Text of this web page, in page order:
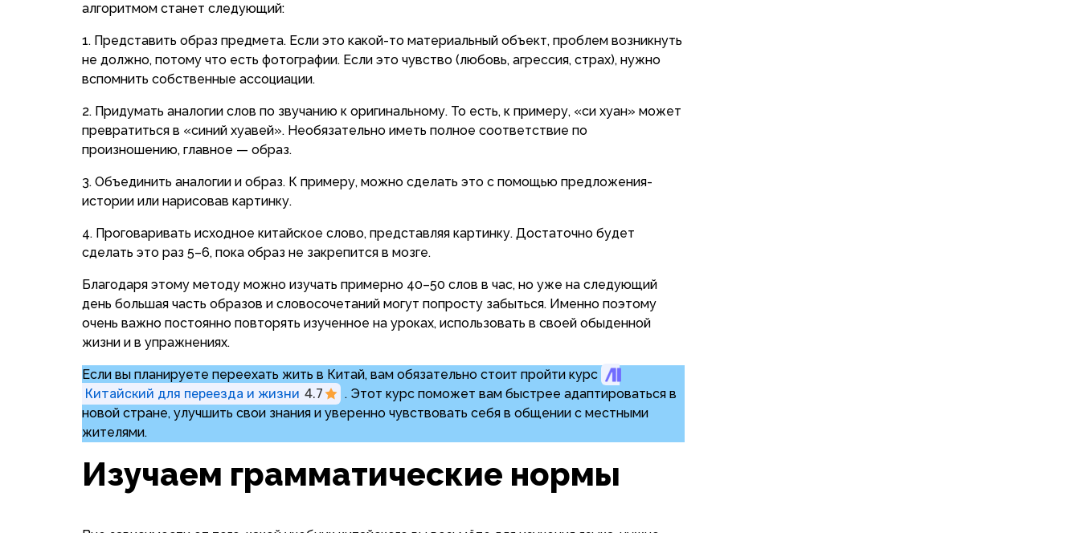
алгоритмом станет следующий:
Представить образ предмета. Если это какой-то материальный объект, проблем возникнуть
не должно, потому что есть фотографии. Если это чувство (любовь, агрессия, страх), нужно
вспомнить собственные ассоциации.
Придумать аналогии слов по звучанию к оригинальному. То есть, к примеру, «си хуан» может
превратиться в «синий хуавей». Необязательно иметь полное соответствие по
произношению, главное — образ.
Объединить аналогии и образ. К примеру, можно сделать это с помощью предложения-
истории или нарисовав картинку.
Проговаривать исходное китайское слово, представляя картинку. Достаточно будет
сделать это раз 5–6, пока образ не закрепится в мозге.
Благодаря этому методу можно изучать примерно 40–50 слов в час, но уже на следующий
день большая часть образов и словосочетаний могут попросту забыться. Именно поэтому
очень важно постоянно повторять изученное на уроках, использовать в своей обыденной
жизни и в упражнениях.
Если вы планируете переехать жить в Китай, вам обязательно стоит пройти курс
Китайский для переезда и жизни 4.7
. Этот курс поможет вам быстрее адаптироваться в
новой стране, улучшить свои знания и уверенно чувствовать себя в общении с местными
жителями.
Изучаем грамматические нормы